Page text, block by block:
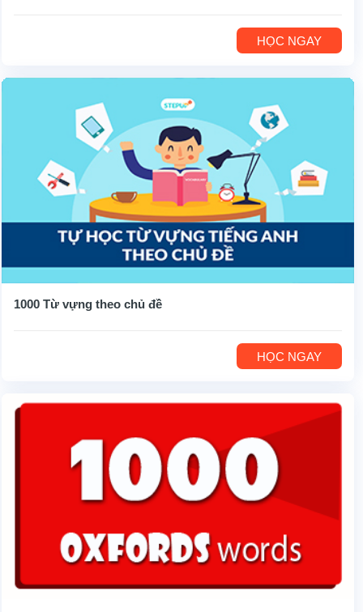
HỌC NGAY
1000 Từ vựng theo chủ đề
HỌC NGAY